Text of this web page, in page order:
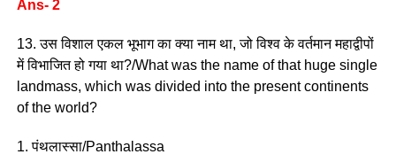
Ans- 2
13. उस विशाल एकल भूभाग का क्या नाम था, जो विश्व के वर्तमान महाद्वीपों
में विभाजित हो गया था?/What was the name of that huge single
landmass, which was divided into the present continents
of the world?
1. पंथलास्सा/Panthalassa